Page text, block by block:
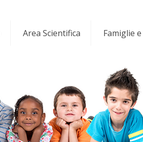
Area Scientifica Famiglie